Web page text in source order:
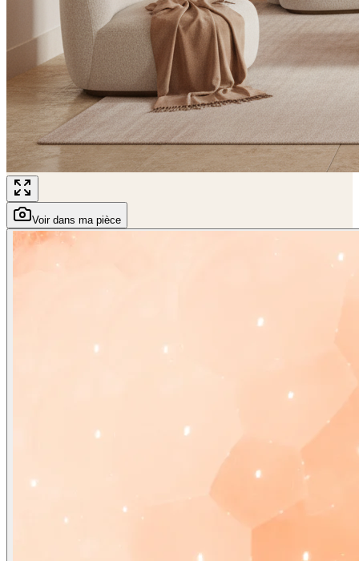
Voir dans ma pièce